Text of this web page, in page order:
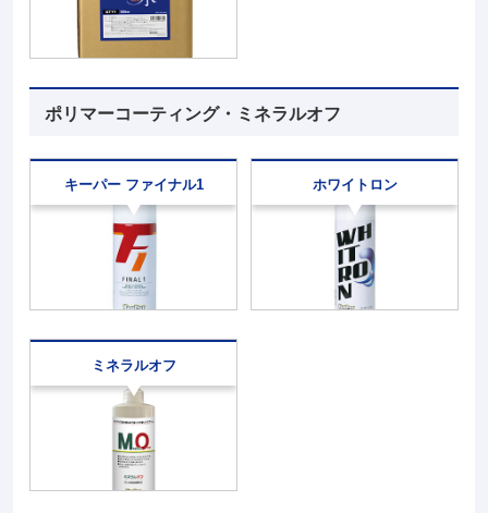
ポリマーコーティング・ミネラルオフ
キーパー ファイナル1 ホワイトロン
ミネラルオフ